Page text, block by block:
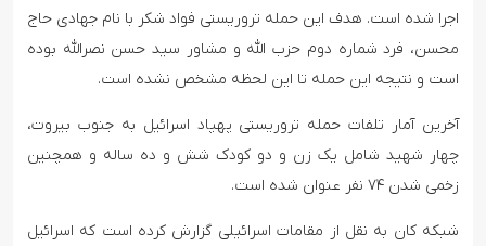
اجرا شده است. هدف این حمله تروریستی فواد شکر با نام جهادی حاج
محسن، فرد شماره دوم حزب الله و مشاور سید حسن نصرالله بوده
است و نتیجه این حمله تا این لحظه مشخص نشده است.
آخرین آمار تلفات حمله تروریستی پهپاد اسرائیل به جنوب بیروت،
چهار شهید شامل یک زن و دو کودک شش و ده ساله و همچنین
زخمی شدن ۷۴ نفر عنوان شده است.
شبکه کان به نقل از مقامات اسرائیلی گزارش کرده است که اسرائیل